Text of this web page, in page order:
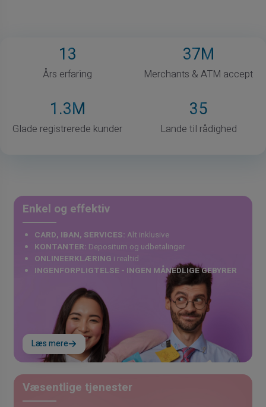
13
Års erfaring
37M
Merchants & ATM accept
1.3M
Glade registrerede kunder
35
Lande til rådighed
Enkel og effektiv
CARD, IBAN, SERVICES: Alt inklusive
KONTANTER: Depositum og udbetalinger
ONLINEERKLÆRING i realtid
INGENFORPLIGTELSE - INGEN MÅNEDLIGE GEBYRER
Læs mere
Væsentlige tjenester